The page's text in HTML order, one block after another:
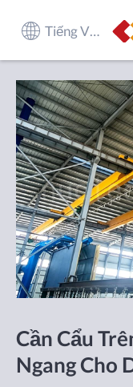
Tiếng Việt
Cần Cẩu
Ngang Cho